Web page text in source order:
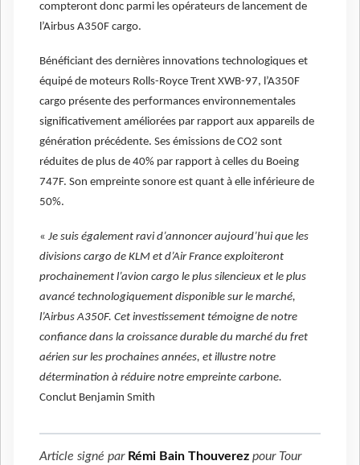
compteront donc parmi les opérateurs de lancement de
l’Airbus A350F cargo.
Bénéficiant des dernières innovations technologiques et
équipé de moteurs Rolls-Royce Trent XWB-97, l’A350F
cargo présente des performances environnementales
significativement améliorées par rapport aux appareils de
génération précédente. Ses émissions de CO2 sont
réduites de plus de 40% par rapport à celles du Boeing
747F. Son empreinte sonore est quant à elle inférieure de
50%.
« Je suis également ravi d’annoncer aujourd’hui que les
divisions cargo de KLM et d’Air France exploiteront
prochainement l’avion cargo le plus silencieux et le plus
avancé technologiquement disponible sur le marché,
l’Airbus A350F. Cet investissement témoigne de notre
confiance dans la croissance durable du marché du fret
aérien sur les prochaines années, et illustre notre
détermination à réduire notre empreinte carbone.
Conclut Benjamin Smith
Article signé par Rémi Bain Thouverez pour Tour